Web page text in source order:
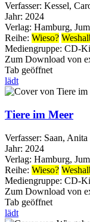
Verfasser: Kessel,
Jahr: 2024
Verlag: Hamburg,
Reihe: Wieso?
Mediengruppe: CD-
Zum Download von
Tab geöffnet
lädt
Tiere im Meer
Verfasser: Saan, Anita
Jahr: 2024
Verlag: Hamburg,
Reihe: Wieso?
Mediengruppe: CD-
Zum Download von
Tab geöffnet
lädt